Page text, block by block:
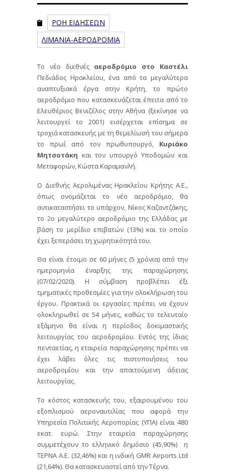
ΡΟΗ ΕΙΔΗΣΕΩΝ
ΛΙΜΑΝΙΑ-ΑΕΡΟΔΡΟΜΙΑ
Το νέο διεθνές αεροδρόμιο στο Καστέλι
Πεδιάδος Ηρακλείου, ένα από τα μεγαλύτερα
αναπτυξιακά έργα στην Κρήτη, το πρώτο
αεροδρόμιο που κατασκευάζεται έπειτα από το
Ελευθέριος Βενιζέλος στην Αθήνα (ξεκίνησε να
λειτουργεί το 2001) εισέρχεται επίσημα σε
τροχιά κατασκευής με τη θεμελίωσή του σήμερα
το πρωί από τον πρωθυπουργό, Κυριάκο
Μητσοτάκη και τον υπουργό Υποδομών και
Μεταφορών, Κώστα Καραμανλή.
Ο Διεθνής Αερολιμένας Ηρακλείου Κρήτης Α.Ε.,
όπως ονομάζεται το νέο αεροδρόμιο, θα
αντικαταστήσει το υπάρχον, Νίκος Καζαντζάκης,
το 2ο μεγαλύτερο αεροδρόμιο της Ελλάδας με
βάση το μερίδιο επιβατών (13%) και το οποίο
έχει ξεπεράσει τη χωρητικότητά του.
Θα είναι έτοιμο σε 60 μήνες (5 χρόνια) από την
ημερομηνία έναρξης της παραχώρησης
(07/02/2020). Η σύμβαση προβλέπει έξι
τμηματικές προθεσμίες για την ολοκλήρωση του
έργου. Πρακτικά οι εργασίες πρέπει να έχουν
ολοκληρωθεί σε 54 μήνες, καθώς το τελευταίο
εξάμηνο θα είναι η περίοδος δοκιμαστικής
λειτουργίας του αεροδρομίου. Εντός της ίδιας
πενταετίας, η εταιρεία παραχώρησης πρέπει να
έχει λάβει όλες τις πιστοποιήσεις του
αεροδρομίου και την απαιτούμενη άδειας
λειτουργίας.
Το κόστος κατασκευής του, εξαιρουμένου του
εξοπλισμού αεροναυτιλίας που αφορά την
Υπηρεσία Πολιτικής Αεροπορίας (ΥΠΑ) είναι 480
εκατ. ευρώ. Στην εταιρεία παραχώρησης
συμμετέχουν το ελληνικό δημόσιο (45,90%) η
ΤΕΡΝΑ Α.Ε. (32,46%) και η ινδική GMR Airports Ltd
(21,64%). Θα κατασκευαστεί από την Τέρνα.